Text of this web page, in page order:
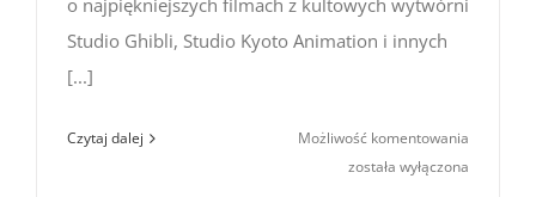
o najpiękniejszych filmach z kultowych wytwórni
Studio Ghibli, Studio Kyoto Animation i innych
[...]
Czytaj dalej Możliwość komentowania
została wyłączona